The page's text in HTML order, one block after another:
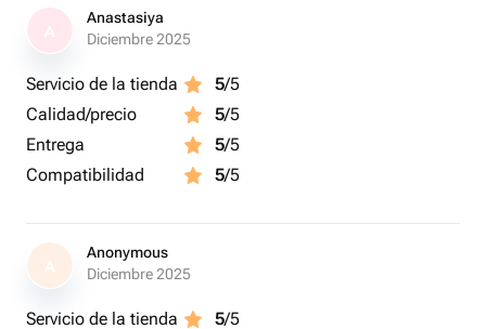
Anastasiya
Diciembre 2025
Servicio de la tienda 5/5
Calidad/precio
5/5
Entrega
5/5
Compatibilidad
5/5
A
Anonymous
Diciembre 2025
Servicio de la tienda 5/5